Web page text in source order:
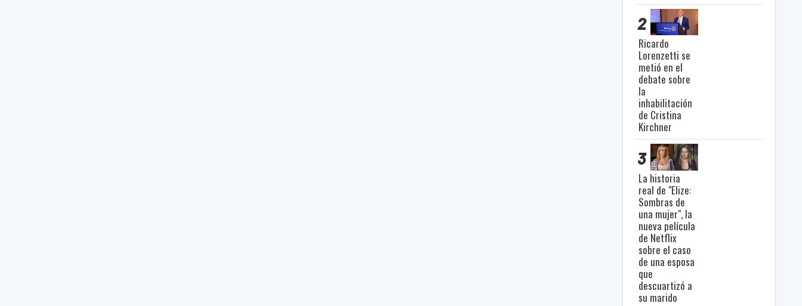
2
Ricardo
Lorenzetti se
metió en el
debate sobre
la
inhabilitación
de Cristina
Kirchner
3
La historia
real de "Elize:
Sombras de
una mujer", la
nueva película
de Netflix
sobre el caso
de una esposa
que
descuartizó a
su marido